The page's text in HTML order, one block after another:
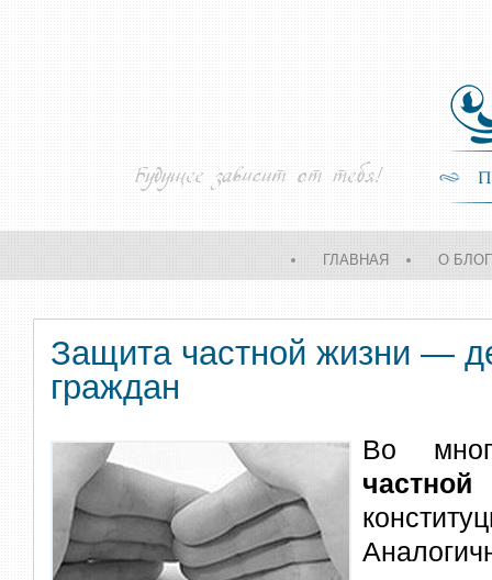
ГЛАВНАЯ О
Защита частной жизни —
граждан
Во